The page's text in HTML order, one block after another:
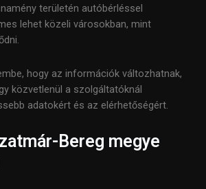
területén autóbérléssel
lehet közeli városokban, mint
hogy az információk változhatnak,
közvetlenül a szolgáltatóknál
adatokért és az elérhetőségért.
Bereg megye